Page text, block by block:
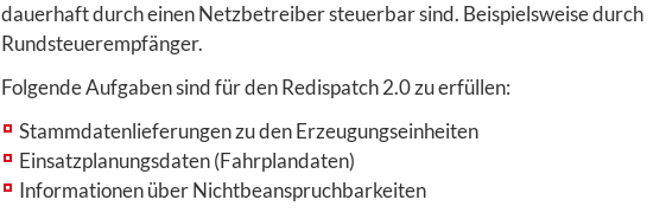
dauerhaft durch einen Netzbetreiber steuerbar sind. Beispielsweise durch
Rundsteuerempfänger.
Folgende Aufgaben sind für den Redispatch 2.0 zu erfüllen:
Stammdatenlieferungen zu den Erzeugungseinheiten
Einsatzplanungsdaten (Fahrplandaten)
Informationen über Nichtbeanspruchbarkeiten